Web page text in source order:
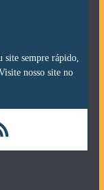
site sempre rápido,
nosso site no